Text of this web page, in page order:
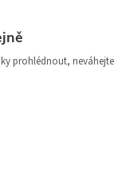
prohlédnout, neváhejte